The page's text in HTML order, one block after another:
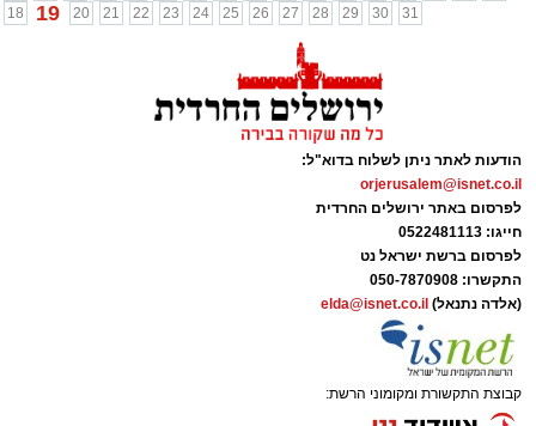
18
19 20 21 22 23 24 25 26 27 28 29 30 31
הודעות לאתר ניתן לשלוח בדוא"ל:
orjerusalem@isnet.co.il
לפרסום באתר ירושלים החרדית
חייגו: 0522481113
לפרסום ברשת ישראל נט
התקשרו: 050-7870908
(אלדה נתנאל) elda@isnet.co.il
קבוצת התקשורת ומקומוני הרשת: